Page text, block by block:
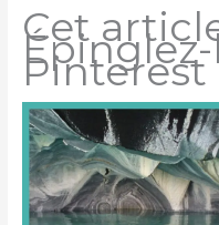
Cet
Pinterest